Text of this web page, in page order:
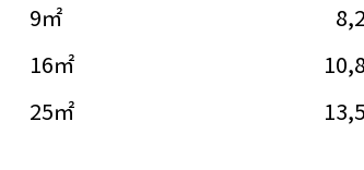
9㎡
16㎡
25㎡